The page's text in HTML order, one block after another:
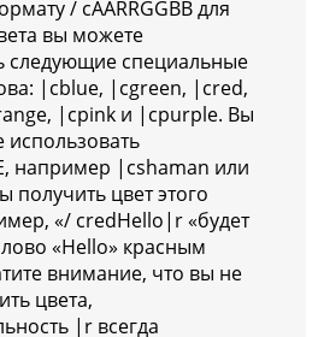
/ cAARRGGBB для
вы можете
следующие специальные
|cblue, |cgreen, |cred,
|cpink и |cpurple. Вы
например |cshaman или
получить цвет этого
«/ credHello|r «будет
«Hello» красным
внимание, что вы не
цвета,
|r всегда